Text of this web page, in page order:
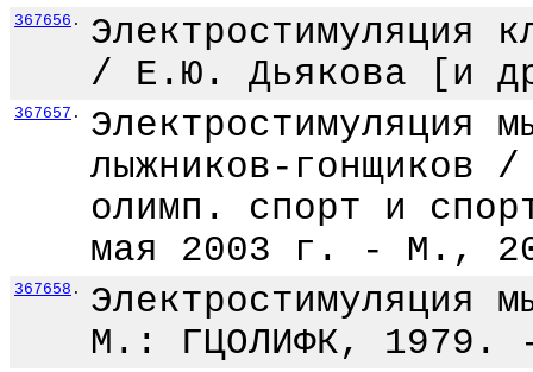
367656 .
Электростимуляция
/ Е.Ю. Дьякова [и
367657 .
Электростимуляция
лыжников-
олимп. спорт и
мая 2003 г. - М.,
367658 .
Электростимуляция
М.: ГЦОЛИФК, 1979.